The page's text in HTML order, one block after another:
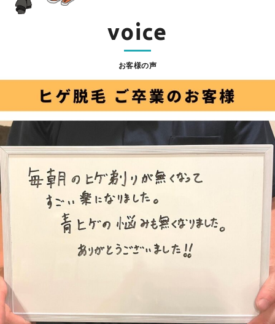
voice
お客様の声